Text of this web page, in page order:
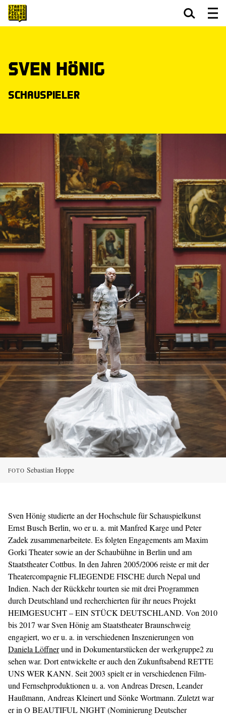
Sven Hönig
Schauspieler
FOTO Sebastian Hoppe
Sven Hönig studierte an der Hochschule für Schauspielkunst
Ernst Busch Berlin, wo er u. a. mit Manfred Karge und Peter
Zadek zusammenarbeitete. Es folgten Engagements am Maxim
Gorki Theater sowie an der Schaubühne in Berlin und am
Staatstheater Cottbus. In den Jahren 2005/2006 reiste er mit der
Theatercompagnie FLIEGENDE FISCHE durch Nepal und
Indien. Nach der Rückkehr tourten sie mit drei Programmen
durch Deutschland und recherchierten für ihr neues Projekt
HEIMGESUCHT – EIN STÜCK DEUTSCHLAND. Von 2010
bis 2017 war Sven Hönig am Staatstheater Braunschweig
engagiert, wo er u. a. in verschiedenen Inszenierungen von
Daniela Löffnerund in Dokumentarstücken der werkgruppe2 zu
sehen war. Dort entwickelte er auch den Zukunftsabend RETTE
UNS WER KANN. Seit 2003 spielt er in verschiedenen Film-
und Fernsehproduktionen u. a. von Andreas Dresen, Leander
Haußmann, Andreas Kleinert und Sönke Wortmann. Zuletzt war
er in O BEAUTIFUL NIGHT (Nominierung Deutscher